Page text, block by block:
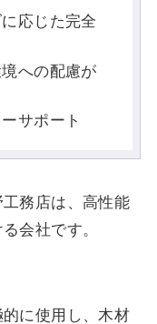
応じた完全
への配慮が
サポート
務店は、高性能
会社です。
に使用し、木材